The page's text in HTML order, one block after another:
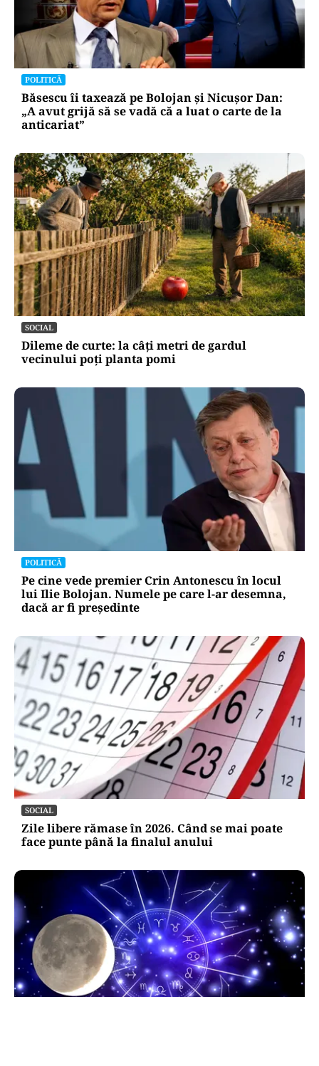
POLITICĂ
Băsescu îi taxează pe Bolojan și Nicușor Dan:
„A avut grijă să se vadă că a luat o carte de la
anticariat”
SOCIAL
Dileme de curte: la câți metri de gardul
vecinului poți planta pomi
POLITICĂ
Pe cine vede premier Crin Antonescu în locul
lui Ilie Bolojan. Numele pe care l-ar desemna,
dacă ar fi președinte
SOCIAL
Zile libere rămase în 2026. Când se mai poate
face punte până la finalul anului